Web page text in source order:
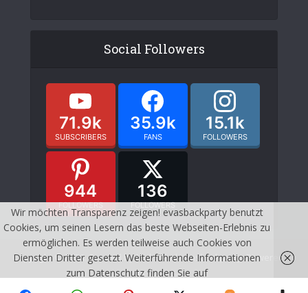
Social Followers
71.9k
SUBSCRIBERS
35.9k
FANS
15.1k
FOLLOWERS
944
FOLLOWERS
136
FOLLOWERS
Copyright © 2026. Created by Meks and evasbackparty. Powered by
wordpress.
Wir möchten Transparenz zeigen! evasbackparty benutzt
Cookies, um seinen Lesern das beste Webseiten-Erlebnis zu
ermöglichen. Es werden teilweise auch Cookies von
Diensten Dritter gesetzt. Weiterführende Informationen
zum Datenschutz finden Sie auf
http://evasbackparty.de/impressum/
Ich habe